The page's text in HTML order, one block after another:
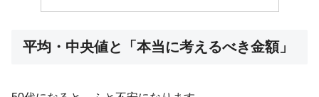
平均・中央値と「本当に考えるべき金額」